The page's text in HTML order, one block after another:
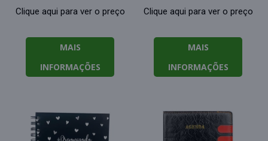
Clique aqui para ver o preço
MAIS
INFORMAÇÕES
Clique aqui para ver o preço
MAIS
INFORMAÇÕES